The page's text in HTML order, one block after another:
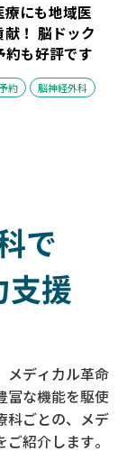
療にも地域医
献！ 脳ドック
約も好評です
約 脳神経外科
で
支援
メディカル革命
富な機能を駆使
科ごとの、メデ
紹介します。